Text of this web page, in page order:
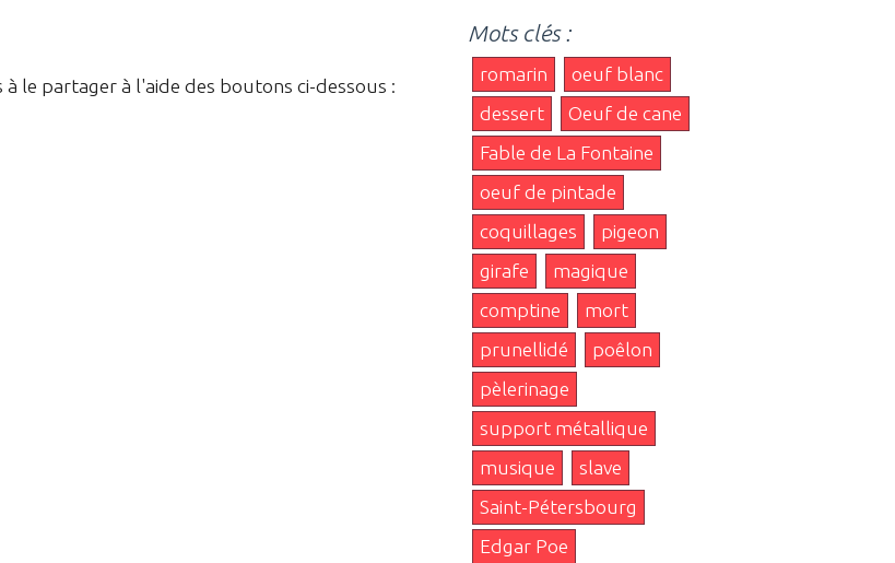
à le partager à l'aide des boutons ci-dessous :
Mots clés :
romarin
oeuf blanc
dessert
Oeuf de cane
Fable de La Fontaine
oeuf de pintade
coquillages
pigeon
girafe
magique
comptine
mort
prunellidé
poêlon
pèlerinage
support métallique
musique
slave
Saint-Pétersbourg
Edgar Poe